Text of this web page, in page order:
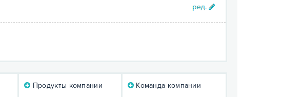
Продукты компании Команда компании